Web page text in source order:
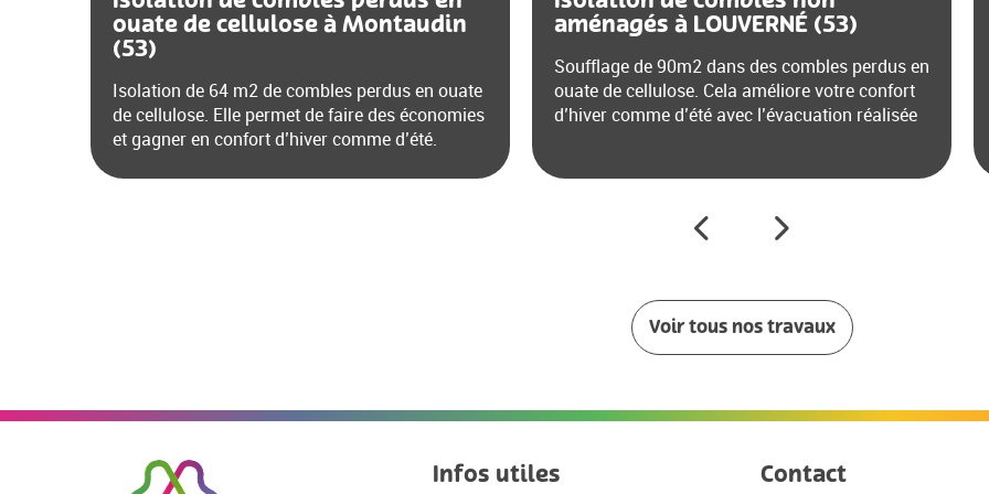
ouate de cellulose à Montaudin
(53)
Isolation de 64 m2 de combles perdus en ouate
de cellulose. Elle permet de faire des économies
et gagner en confort d’hiver comme d’été.
aménagés à LOUVERNÉ (53)
Soufflage de 90m2 dans des combles perdus en
ouate de cellulose. Cela améliore votre confort
d’hiver comme d’été avec l’évacuation réalisée
Précédent
Suivant
Voir tous nos travaux
Infos utiles Contact